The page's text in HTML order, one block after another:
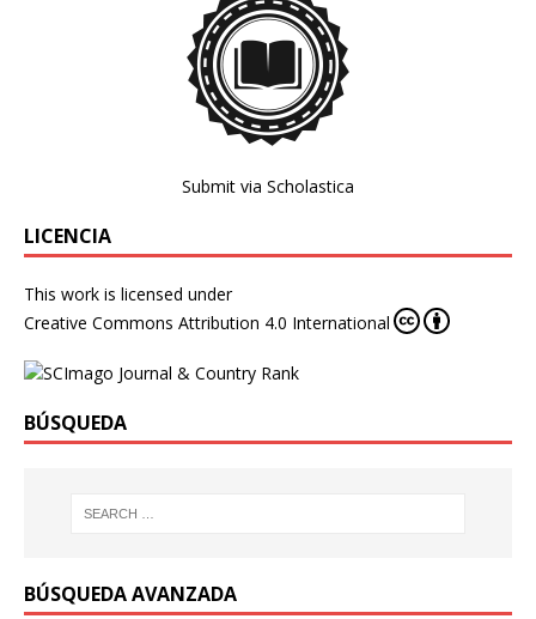
Submit via Scholastica
LICENCIA
This work is licensed under
Creative Commons Attribution 4.0 International
BÚSQUEDA
BÚSQUEDA AVANZADA